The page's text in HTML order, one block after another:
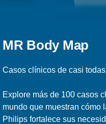
MR Body Map
Casos clínicos de casi
Explore más de 100 casos
mundo que muestran cómo
Philips fortalece sus